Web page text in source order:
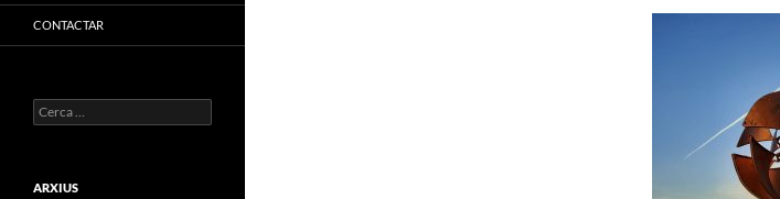
CONTACTAR
Cerca:
ARXIUS